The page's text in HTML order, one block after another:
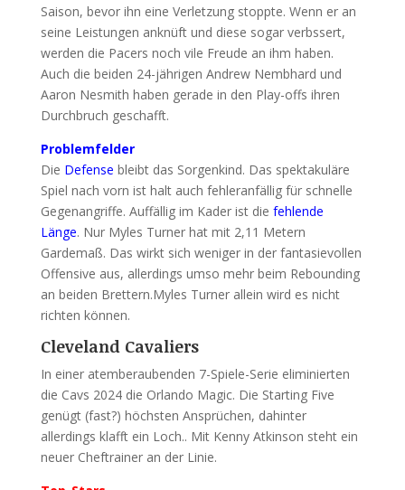
Saison, bevor ihn eine Verletzung stoppte. Wenn er an
seine Leistungen anknüft und diese sogar verbssert,
werden die Pacers noch vile Freude an ihm haben.
Auch die beiden 24-jährigen Andrew Nembhard und
Aaron Nesmith haben gerade in den Play-offs ihren
Durchbruch geschafft.
Problemfelder
Die Defense bleibt das Sorgenkind. Das spektakuläre
Spiel nach vorn ist halt auch fehleranfällig für schnelle
Gegenangriffe. Auffällig im Kader ist die fehlende
Länge. Nur Myles Turner hat mit 2,11 Metern
Gardemaß. Das wirkt sich weniger in der fantasievollen
Offensive aus, allerdings umso mehr beim Rebounding
an beiden Brettern.Myles Turner allein wird es nicht
richten können.
Cleveland Cavaliers
In einer atemberaubenden 7-Spiele-Serie eliminierten
die Cavs 2024 die Orlando Magic. Die Starting Five
genügt (fast?) höchsten Ansprüchen, dahinter
allerdings klafft ein Loch.. Mit Kenny Atkinson steht ein
neuer Cheftrainer an der Linie.